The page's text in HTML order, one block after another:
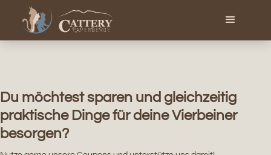
Du möchtest sparen und gleichzeitig
praktische Dinge für deine Vierbeiner
besorgen?